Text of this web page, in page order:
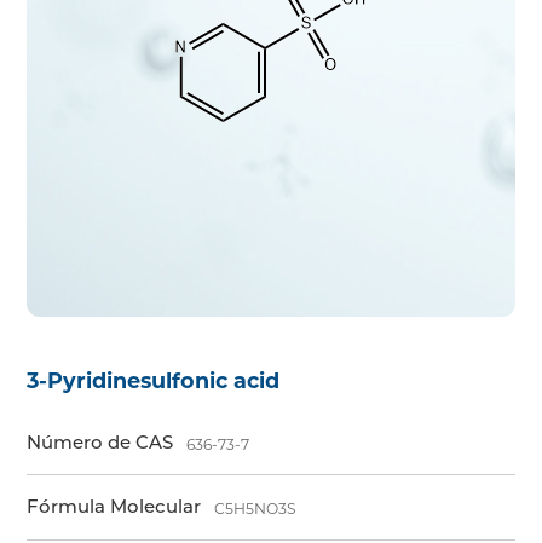
3-Pyridinesulfonic acid
Número de CAS 636-73-7
Fórmula Molecular C5H5NO3S